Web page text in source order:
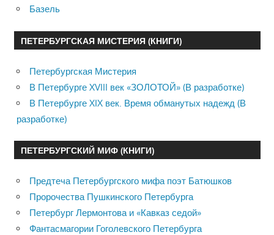
Базель
ПЕТЕРБУРГСКАЯ МИСТЕРИЯ (КНИГИ)
Петербургская Мистерия
В Петербурге XVIII век «ЗОЛОТОЙ» (В разработке)
В Петербурге XIX век. Время обманутых надежд (В
разработке)
ПЕТЕРБУРГСКИЙ МИФ (КНИГИ)
Предтеча Петербургского мифа поэт Батюшков
Пророчества Пушкинского Петербурга
Петербург Лермонтова и «Кавказ седой»
Фантасмагории Гоголевского Петербурга